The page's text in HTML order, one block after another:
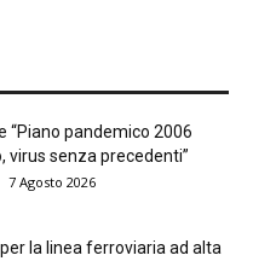
“Piano pandemico 2006
virus senza precedenti”
7 Agosto 2026
la linea ferroviaria ad alta